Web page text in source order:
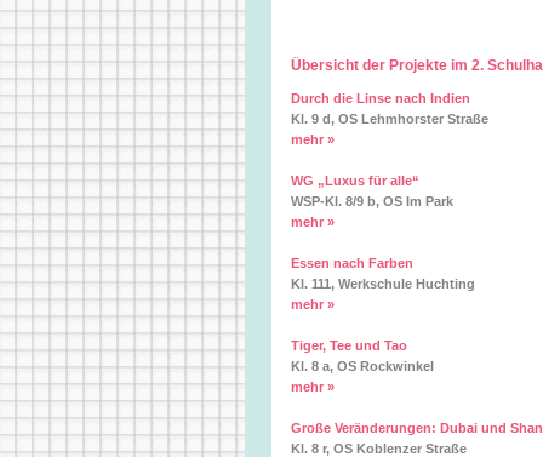
Übersicht der Projekte im 2.
Durch die Linse nach Indien
Kl. 9 d, OS Lehmhorster Straße
mehr »
WG „Luxus für alle“
WSP-Kl. 8/9 b, OS Im Park
mehr »
Essen nach Farben
Kl. 111, Werkschule Huchting
mehr »
Tiger, Tee und Tao
Kl. 8 a, OS Rockwinkel
mehr »
Große Veränderungen: Dubai und
Kl. 8 r, OS Koblenzer Straße